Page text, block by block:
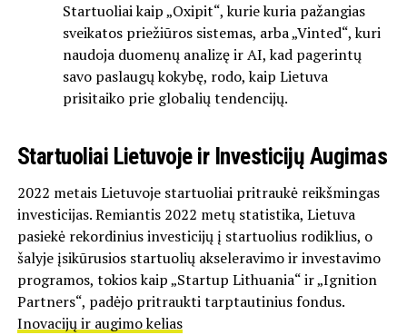
Startuoliai kaip „Oxipit“, kurie kuria pažangias
sveikatos priežiūros sistemas, arba „Vinted“, kuri
naudoja duomenų analizę ir AI, kad pagerintų
savo paslaugų kokybę, rodo, kaip Lietuva
prisitaiko prie globalių tendencijų.
Startuoliai Lietuvoje ir Investicijų Augimas
2022 metais Lietuvoje startuoliai pritraukė reikšmingas
investicijas. Remiantis 2022 metų statistika, Lietuva
pasiekė rekordinius investicijų į startuolius rodiklius, o
šalyje įsikūrusios startuolių akseleravimo ir investavimo
programos, tokios kaip „Startup Lithuania“ ir „Ignition
Partners“, padėjo pritraukti tarptautinius fondus.
Inovacijų ir augimo kelias